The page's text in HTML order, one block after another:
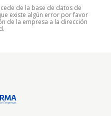
de la base de datos de
que existe algún error por favor
de la empresa a la dirección